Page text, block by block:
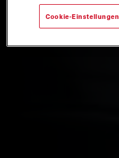
Cookie-Einstellungen